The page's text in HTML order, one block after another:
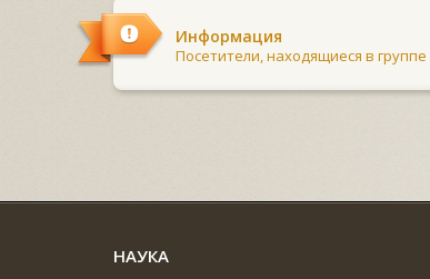
Информация
Посетители, находящиеся в группе
НАУКА